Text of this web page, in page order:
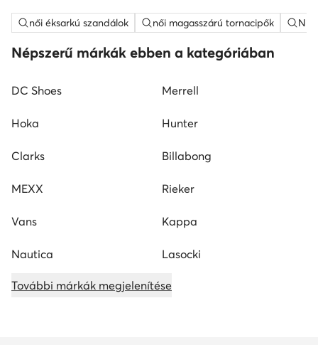
női éksarkú szandálok női magasszárú tornacipők
Népszerű márkák ebben a kategóriában
DC Shoes Merrell
Hoka Hunter
Clarks Billabong
MEXX Rieker
Vans Kappa
Nautica Lasocki
További márkák megjelenítése